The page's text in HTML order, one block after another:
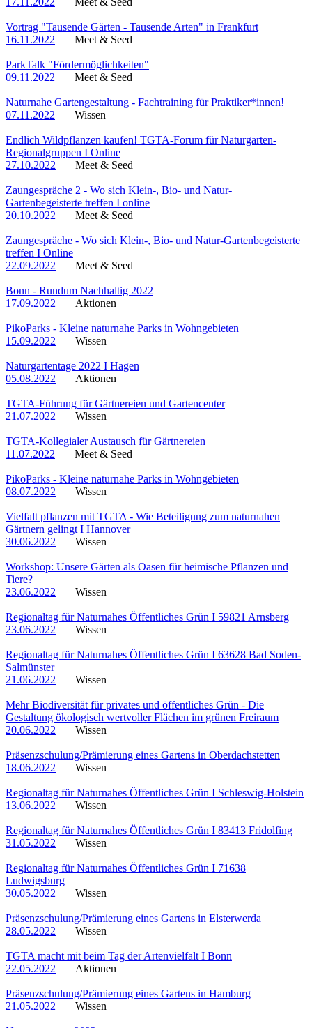
Vortrag "Tausende Gärten - Tausende Arten" in Frankfurt
16.11.2022
Meet & Seed
ParkTalk "Fördermöglichkeiten"
09.11.2022
Meet & Seed
Naturnahe Gartengestaltung - Fachtraining für Praktiker*innen!
07.11.2022
Wissen
Endlich Wildpflanzen kaufen! TGTA-Forum für Naturgarten-
Regionalgruppen I Online
27.10.2022
Meet & Seed
Zaungespräche 2 - Wo sich Klein-, Bio- und Natur-
Gartenbegeisterte treffen I online
20.10.2022
Meet & Seed
Zaungespräche - Wo sich Klein-, Bio- und Natur-Gartenbegeisterte
treffen I Online
22.09.2022
Meet & Seed
Bonn - Rundum Nachhaltig 2022
17.09.2022
Aktionen
PikoParks - Kleine naturnahe Parks in Wohngebieten
15.09.2022
Wissen
Naturgartentage 2022 I Hagen
05.08.2022
Aktionen
TGTA-Führung für Gärtnereien und Gartencenter
21.07.2022
Wissen
TGTA-Kollegialer Austausch für Gärtnereien
11.07.2022
Meet & Seed
PikoParks - Kleine naturnahe Parks in Wohngebieten
08.07.2022
Wissen
Vielfalt pflanzen mit TGTA - Wie Beteiligung zum naturnahen
Gärtnern gelingt I Hannover
30.06.2022
Wissen
Workshop: Unsere Gärten als Oasen für heimische Pflanzen und
Tiere?
23.06.2022
Wissen
Regionaltag für Naturnahes Öffentliches Grün I 59821 Arnsberg
23.06.2022
Wissen
Regionaltag für Naturnahes Öffentliches Grün I 63628 Bad Soden-
Salmünster
21.06.2022
Wissen
Mehr Biodiversität für privates und öffentliches Grün - Die
Gestaltung ökologisch wertvoller Flächen im grünen Freiraum
20.06.2022
Wissen
Präsenzschulung/Prämierung eines Gartens in Oberdachstetten
18.06.2022
Wissen
Regionaltag für Naturnahes Öffentliches Grün I Schleswig-Holstein
13.06.2022
Wissen
Regionaltag für Naturnahes Öffentliches Grün I 83413 Fridolfing
31.05.2022
Wissen
Regionaltag für Naturnahes Öffentliches Grün I 71638
Ludwigsburg
30.05.2022
Wissen
Präsenzschulung/Prämierung eines Gartens in Elsterwerda
28.05.2022
Wissen
TGTA macht mit beim Tag der Artenvielfalt I Bonn
22.05.2022
Aktionen
Präsenzschulung/Prämierung eines Gartens in Hamburg
21.05.2022
Wissen